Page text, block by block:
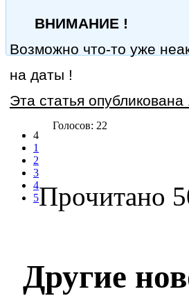
ВНИМАНИЕ !
Возможно что-то уже
на даты !
Эта статья опубликована
4
1
2
3
4
5
Голосов: 22
Прочитано
Другие